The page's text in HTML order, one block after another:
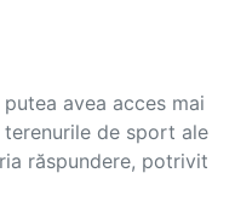
avea acces mai
de sport ale
răspundere, potrivit